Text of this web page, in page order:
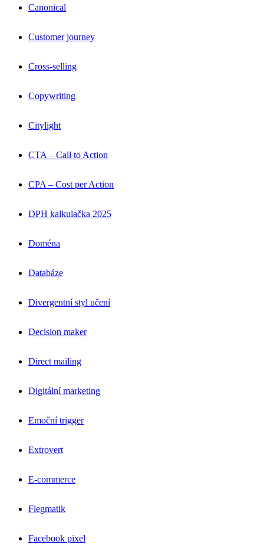
Canonical
Customer journey
Cross-selling
Copywriting
Citylight
CTA – Call to Action
CPA – Cost per Action
DPH kalkulačka 2025
Doména
Databáze
Divergentní styl učení
Decision maker
Direct mailing
Digitální marketing
Emoční trigger
Extrovert
E-commerce
Flegmatik
Facebook pixel